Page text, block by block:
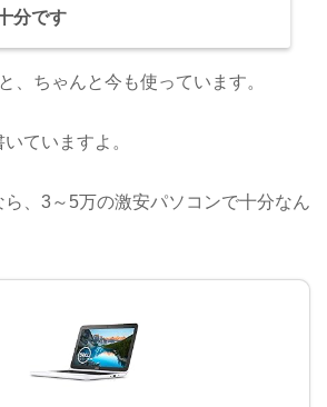
分です
、ちゃんと今も使っています。
ていますよ。
、3～5万の激安パソコンで十分なん